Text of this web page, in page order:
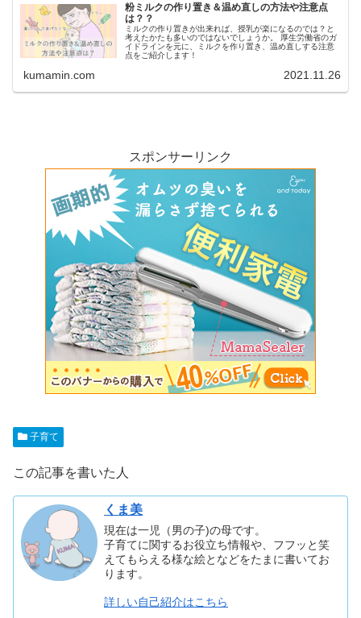
粉ミルクの作り置き＆温め直しの方法や注意点
は？？
ミルクの作り置きが出来れば、授乳が楽になるのでは？と
考えたかたも多いのではないでしょうか。 厚生労働省のガ
イドラインを元に、ミルクを作り置き、温め直しする注意
点をご紹介します！
kumamin.com 2021.11.26
スポンサーリンク
子育て
この記事を書いた人
くま美
現在は一児（男の子)の母です。
子育てに関するお役立ち情報や、フフッと笑
えてもらえる様な絵となどをたまに書いてお
ります。
詳しい自己紹介はこちら